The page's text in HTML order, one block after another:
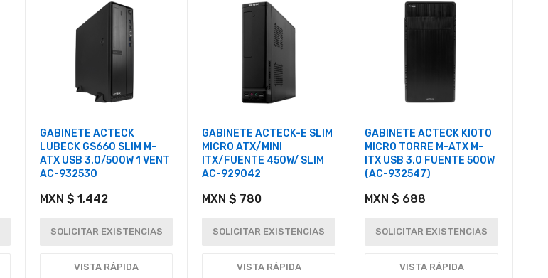
GABINETE ACTECK
LUBECK GS660 SLIM M-
ATX USB 3.0/500W 1 VENT
AC-932530
MXN $ 1,442
SOLICITAR EXISTENCIAS
VISTA RÁPIDA
GABINETE ACTECK-E SLIM
MICRO ATX/MINI
ITX/FUENTE 450W/ SLIM
AC-929042
MXN $ 780
SOLICITAR EXISTENCIAS
VISTA RÁPIDA
GABINETE ACTECK KIOTO
MICRO TORRE M-ATX M-
ITX USB 3.0 FUENTE 500W
(AC-932547)
MXN $ 688
SOLICITAR EXISTENCIAS
VISTA RÁPIDA